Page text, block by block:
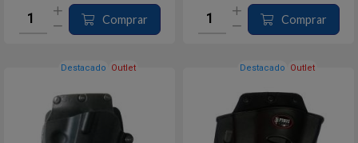
Comprar Comprar
Destacado Outlet Destacado Outlet